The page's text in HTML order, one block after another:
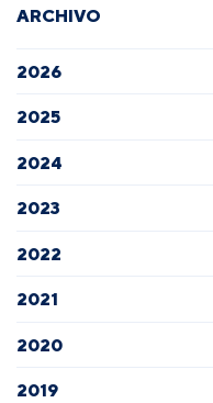
ARCHIVO
2026
2025
2024
2023
2022
2021
2020
2019